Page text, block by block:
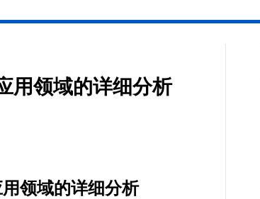
用领域的详细分析
领域的详细分析